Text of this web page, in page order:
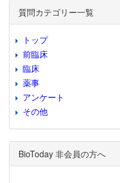
質問カテゴリー一覧
トップ
前臨床
臨床
薬事
アンケート
その他
BioToday 非会員の方へ